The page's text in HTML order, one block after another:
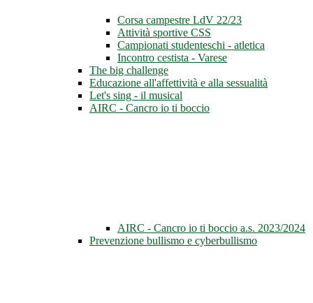
Corsa campestre LdV 22/23
Attività sportive CSS
Campionati studenteschi - atletica
Incontro cestista - Varese
The big challenge
Educazione all'affettività e alla sessualità
Let's sing - il musical
AIRC - Cancro io ti boccio
AIRC - Cancro io ti boccio a.s. 2023/2024
Prevenzione bullismo e cyberbullismo